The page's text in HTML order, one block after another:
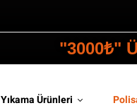
"3000₺"
Yıkama Ürünleri